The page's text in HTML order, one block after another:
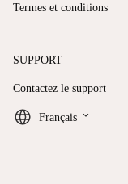
Termes et conditions
SUPPORT
Contactez le support
Français keyboard_arrow_down